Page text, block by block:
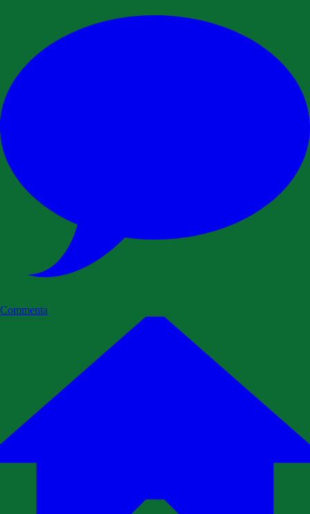
Commenta